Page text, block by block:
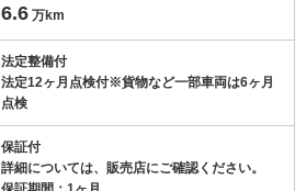
6.6 万km
法定整備付
法定12ヶ月点検付※貨物など一部車両は6ヶ月
点検
保証付
詳細については、販売店にご確認ください。